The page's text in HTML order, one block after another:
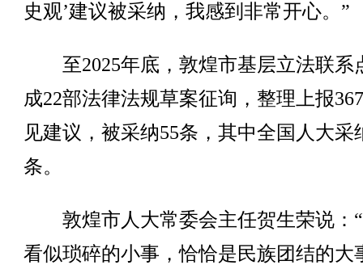
史观’建议被采纳，我感到非常开心。”
至2025年底，敦煌市基层立法联系
成22部法律法规草案征询，整理上报
见建议，被采纳55条，其中全国人大采
条。
敦煌市人大常委会主任贺生荣说：
看似琐碎的小事，恰恰是民族团结的大